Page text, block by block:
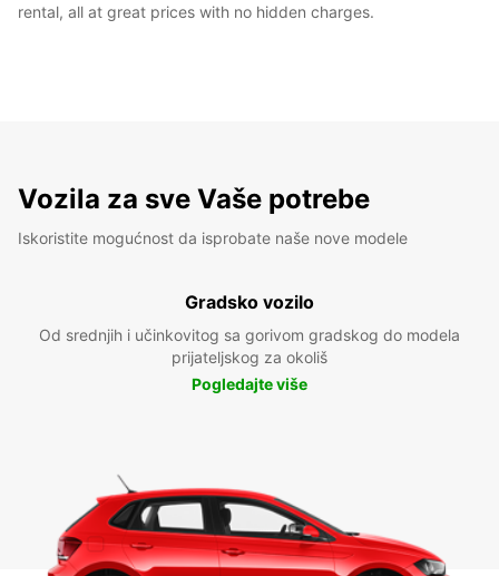
rental, all at great prices with no hidden charges.
Vozila za sve Vaše potrebe
Iskoristite mogućnost da isprobate naše nove modele
Gradsko vozilo
Od srednjih i učinkovitog sa gorivom gradskog do modela
prijateljskog za okoliš
Pogledajte više